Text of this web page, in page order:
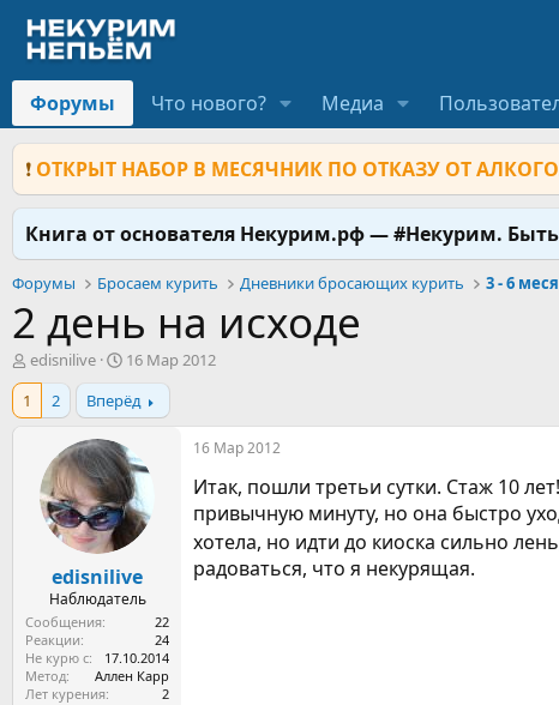
Форумы Что нового? Медиа
❗ ОТКРЫТ НАБОР В МЕСЯЧНИК ПО ОТКАЗУ ОТ
Книга от основателя Некурим.рф — #Некурим.
Форумы Бросаем курить Дневники бросающих курить 3 - 6
2 день на исходе
А
в
о
м
edisnilive
Д
а
т
а
н
а
ч
а
л
а
16 Мар 2012
1
2 Вперёд
edisnilive
Наблюдатель
Сообщения
22
Реакции
24
Не курю с
17.10.2014
Метод
Аллен Карр
Лет курения
2
16 Мар 2012
Итак, пошли третьи сутки. Стаж 10
привычную минуту, но она быстро
хотела, но идти до киоска сильно
радоваться, что я некурящая.